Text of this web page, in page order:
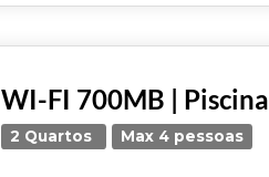
WI-FI 700MB |
2 Quartos Max 4 pessoas